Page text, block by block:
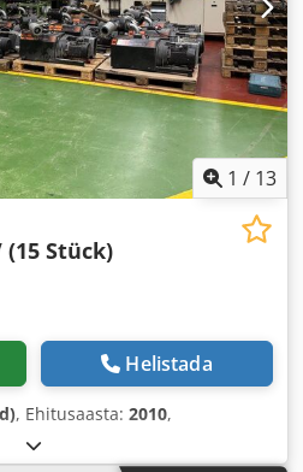
1 / 13
(15 Stück)
Helistada
, Ehitusaasta: 2010,